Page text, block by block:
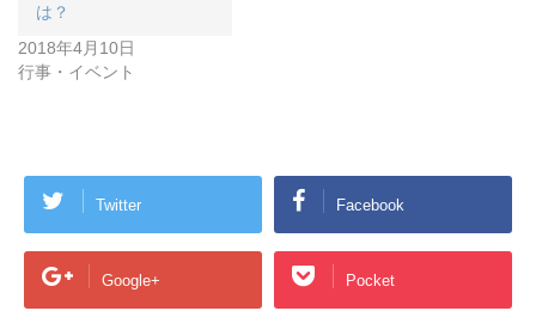
は？
2018年4月10日
行事・イベント
Twitter Facebook
Google+ Pocket